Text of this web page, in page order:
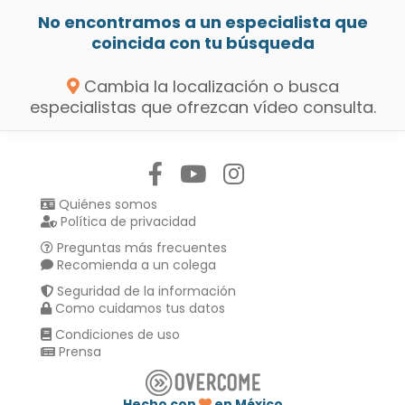
No encontramos a un especialista que
coincida con tu búsqueda
Cambia la localización o busca
especialistas que ofrezcan vídeo consulta.
Quiénes somos
Política de privacidad
Preguntas más frecuentes
Recomienda a un colega
Seguridad de la información
Como cuidamos tus datos
Condiciones de uso
Prensa